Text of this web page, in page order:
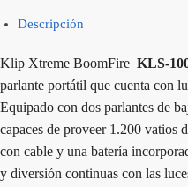
Descripción
Klip Xtreme BoomFire KLS-
parlante portátil que cuenta con
Equipado con dos parlantes de
capaces de proveer 1.200 vatios
con cable y una batería
y diversión continuas con las